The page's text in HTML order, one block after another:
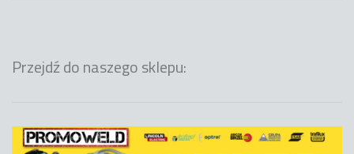
Przejdź do naszego sklepu: